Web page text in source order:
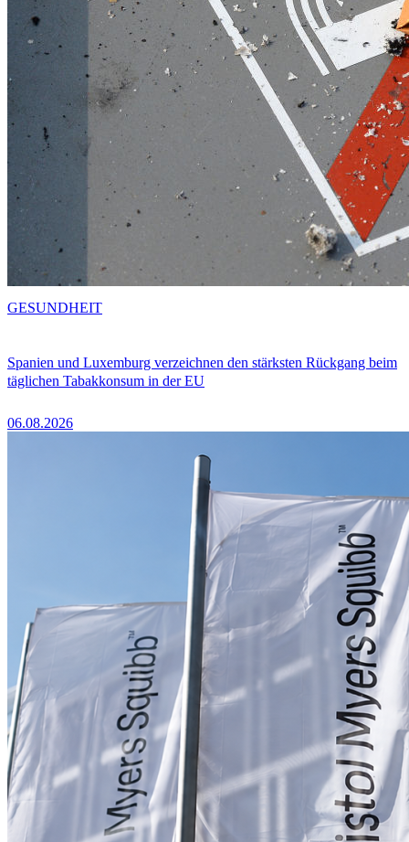
Spanien und Luxemburg verzeichnen den stärksten Rückgang beim
täglichen Tabakkonsum in der EU
06.08.2026
GESUNDHEIT